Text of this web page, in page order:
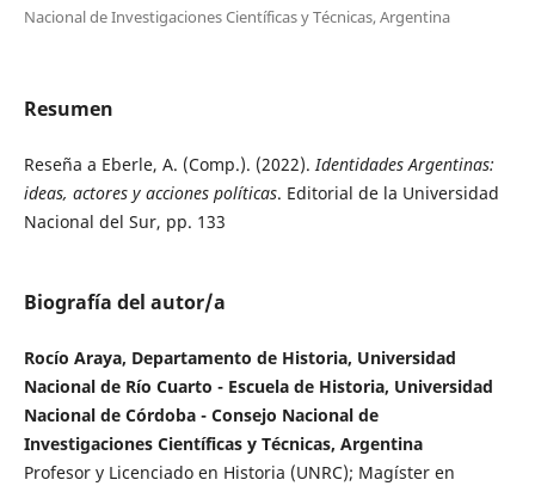
Nacional de Investigaciones Científicas y Técnicas, Argentina
Resumen
Reseña a Eberle, A. (Comp.). (2022).Identidades Argentinas:
ideas, actores y acciones políticas. Editorial de la Universidad
Nacional del Sur, pp. 133
Biografía del autor/a
Rocío Araya, Departamento de Historia, Universidad
Nacional de Río Cuarto - Escuela de Historia, Universidad
Nacional de Córdoba - Consejo Nacional de
Investigaciones Científicas y Técnicas, Argentina
Profesor y Licenciado en Historia (UNRC); Magíster en